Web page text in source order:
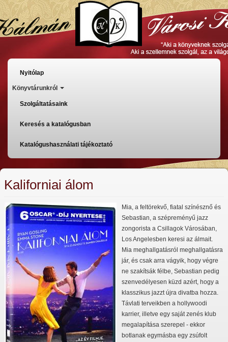
Ugrás
a
tartalomra
Főmenü
Nyitólap
Könyvtárunkról
Szolgáltatásaink
Keresés a katalógusban
Katalógushasználati tájékoztató
Kaliforniai álom
Mia, a feltörekvő, fiatal színésznő és
Sebastian, a szépreményű jazz
zongorista a Csillagok Városában,
Los Angelesben keresi az álmait.
Mia meghallgatásról meghallgatásra
jár, és csak arra vágyik, hogy végre
ne szakítsák félbe, Sebastian pedig
szenvedélyesen küzd azért, hogy a
klasszikus jazzt újra divatba hozza.
Távlati terveikben a hollywoodi
karrier, illetve egy saját zenés klub
megalapítása szerepel - ekkor
botlanak egymásba egy zsúfolt